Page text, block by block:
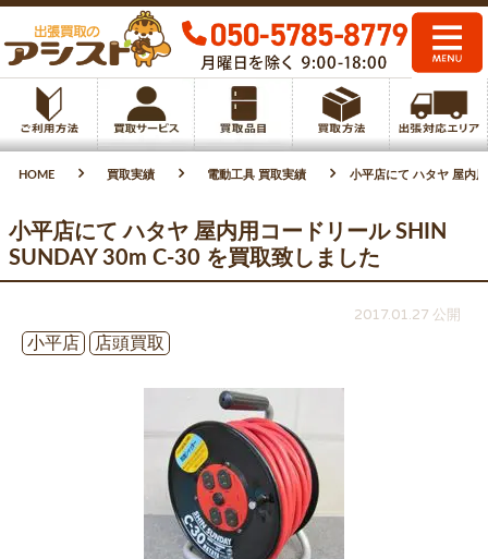
HOME 買取実績 電動工具 買取実績 小平店にて ハタヤ 屋内
小平店にて ハタヤ 屋内用コードリール SHIN
SUNDAY 30m C-30 を買取致しました
2017.01.27 公開
小平店
店頭買取